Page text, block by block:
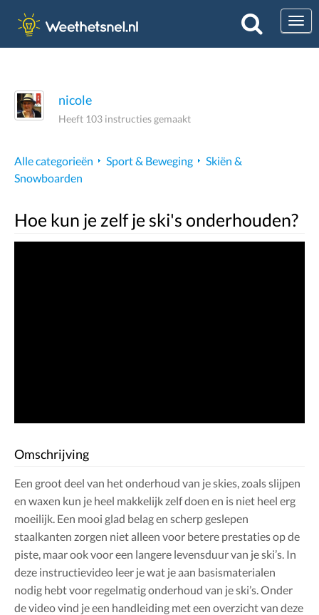
nicole
Heeft 103 instructies gemaakt
Alle categorieën Sport & Beweging
Skiën &
Snowboarden
Hoe kun je zelf je ski's onderhouden?
Omschrijving
Een groot deel van het onderhoud van je skies, zoals slijpen
en waxen kun je heel makkelijk zelf doen en is niet heel erg
moeilijk. Een mooi glad belag en scherp geslepen
staalkanten zorgen niet alleen voor betere prestaties op de
piste, maar ook voor een langere levensduur van je ski’s. In
deze instructievideo leer je wat je aan basismaterialen
nodig hebt voor regelmatig onderhoud van je ski’s. Onder
de video vind je een handleiding met een overzicht van deze